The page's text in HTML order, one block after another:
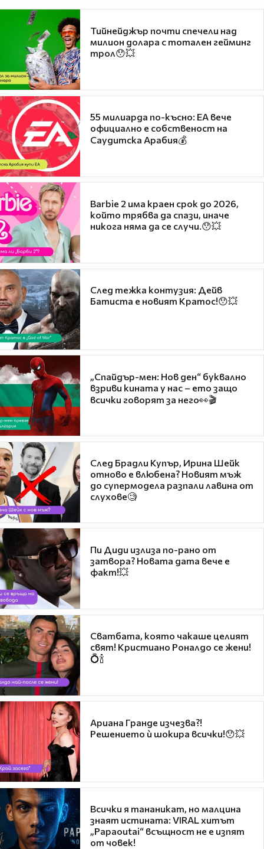
Тийнейджър почти спечели над
милион долара с тотален гейминг
трол😯💥
55 милиарда по-късно: EA вече
официално е собственост на
Саудитска Арабия💰
Barbie 2 има краен срок до 2026,
който трябва да спази, иначе
никога няма да се случи.😯💥
След тежка контузия: Дейв
Батиста е новият Кратос!😯💥
„Спайдър-мен: Нов ден“ буквално
взриви кината у нас – ето защо
всички говорят за него👀🎬
След Брадли Купър, Ирина Шейк
отново е влюбена? Новият мъж
до супермодела разпали лавина от
слухове🧐
Пи Диди излиза по-рано от
затвора? Новата дата вече е
факт!💥
Сватбата, която чакаше целият
свят! Кристиано Роналдо се жени!
💍🍾
Ариана Гранде изчезва?!
Решението ѝ шокира всички!😯💥
Всички я тананикат, но малцина
знаят истината: VIRAL хитът
„Papaoutai“ всъщност не е изпят
от човек!